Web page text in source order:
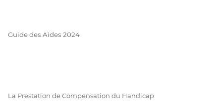
Guide des Aides 2024
La Prestation de Compensation du Handicap